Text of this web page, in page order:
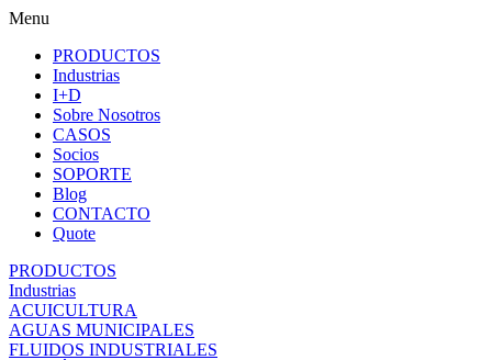
Menu
PRODUCTOS
Industrias
I+D
Sobre Nosotros
CASOS
Socios
SOPORTE
Blog
CONTACTO
Quote
PRODUCTOS
Industrias
ACUICULTURA
AGUAS MUNICIPALES
FLUIDOS INDUSTRIALES